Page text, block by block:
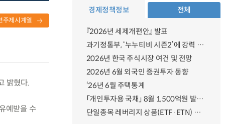
주제시계열
밝혔다.
예받을 수
경제정책정보 전체
『2026년 세제개편안』 발표
과기정통부, ‘누누티비 시즌2’에 강력 대응 의지 밝혀
2026년 한국 주식시장 여건 및 전망
2026년 6월 외국인 증권투자 동향
‘26년 6월 주택통계
「개인투자용 국채」 8월 1,500억원 발행 예정
단일종목 레버리지 상품(ETF·ETN) 기본예탁금 강화 조기시행 방안 안내